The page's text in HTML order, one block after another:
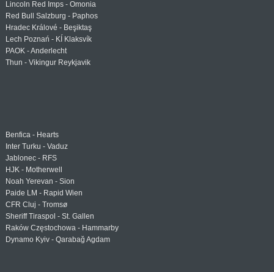
Lincoln Red Imps - Omonia
Red Bull Salzburg - Paphos
Hradec Králové - Beşiktaş
Lech Poznań - KÍ Klaksvík
PAOK - Anderlecht
Thun - Vikingur Reykjavik
Benfica - Hearts
Inter Turku - Vaduz
Jablonec - RFS
HJK - Motherwell
Noah Yerevan - Sion
Paide LM - Rapid Wien
CFR Cluj - Tromsø
Sheriff Tiraspol - St. Gallen
Raków Częstochowa - Hammarby
Dynamo Kyiv - Qarabağ Agdam